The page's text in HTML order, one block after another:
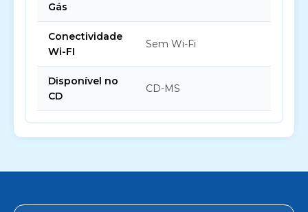
Gás
Conectividade
Wi-FI
Sem Wi-Fi
Disponível no
CD
CD-MS